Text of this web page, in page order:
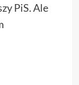
PiS. Ale